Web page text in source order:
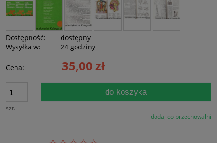
Dostępność:
dostępny
Wysyłka w:
24 godziny
Cena: 35,00 zł
szt.
do koszyka
dodaj do przechowalni